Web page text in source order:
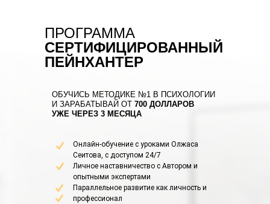
Онлайн-обучение с уроками Олжаса
Сеитова, с доступом 24/7
Личное наставничество с Автором и
опытными экспертами
Параллельное развитие как личность и
профессионал
ПРОГРАММА
СЕРТИФИЦИРОВАННЫЙ
ПЕЙНХАНТЕР
ОБУЧИСЬ МЕТОДИКЕ №1 В ПСИХОЛОГИИ
И ЗАРАБАТЫВАЙ ОТ 700 ДОЛЛАРОВ
УЖЕ ЧЕРЕЗ 3 МЕСЯЦА